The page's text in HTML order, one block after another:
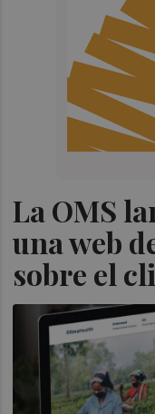
La OMS
una web
sobre el